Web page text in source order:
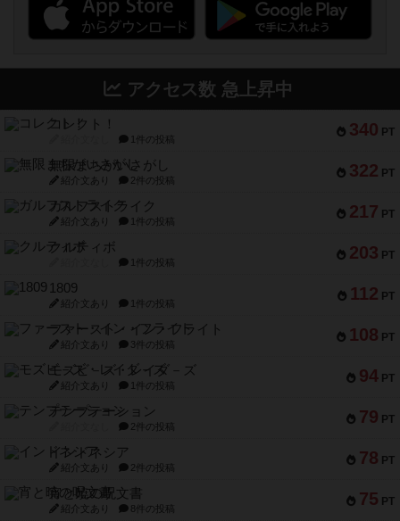
アクセス数 急上昇中
340 PT
コレクト！
1件の投稿
322 PT
無限まちがいさがし
紹介文あり 2件の投稿
217 PT
ガルフストライク
紹介文あり 1件の投稿
203 PT
クルティボ
1件の投稿
112 PT
1809
紹介文あり 1件の投稿
108 PT
ファースト・イン・フライト
紹介文あり 3件の投稿
94 PT
モズビ－ズ・レイダ－ズ
紹介文あり 1件の投稿
79 PT
テンプテーション
2件の投稿
78 PT
インドネシア
紹介文あり 2件の投稿
75 PT
宵と暁の呪文書
紹介文あり 8件の投稿